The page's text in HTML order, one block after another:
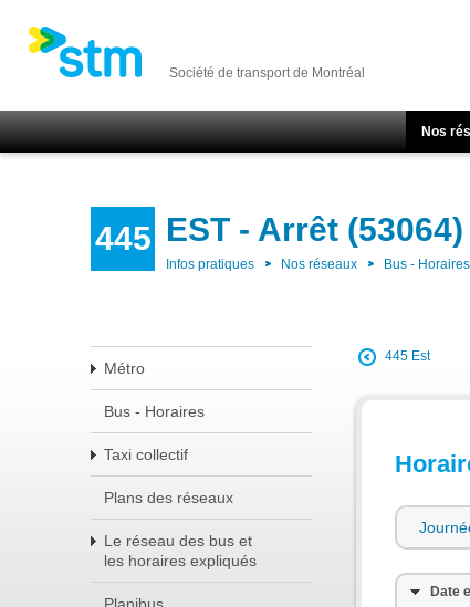
Société de transport de Montréal
Nos
445 EST - Arrêt (53064)
Infos pratiques Nos réseaux Bus - Horaires
Métro
Bus - Horaires
Taxi collectif
Plans des réseaux
Le réseau des bus et
les horaires expliqués
445 Est
Date